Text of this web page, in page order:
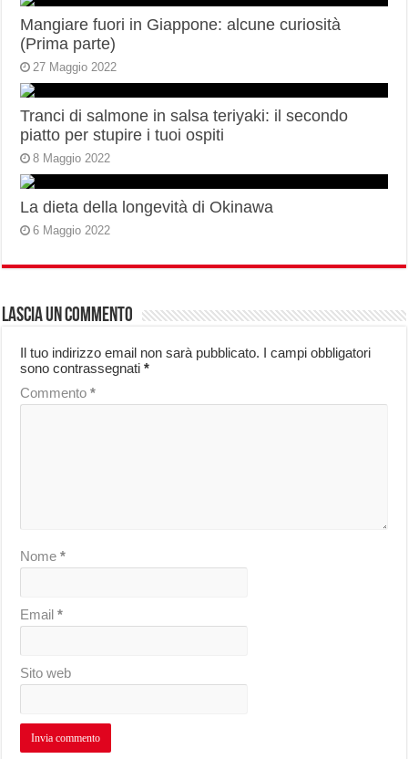
Mangiare fuori in Giappone: alcune curiosità
(Prima parte)
27 Maggio 2022
Tranci di salmone in salsa teriyaki: il secondo
piatto per stupire i tuoi ospiti
8 Maggio 2022
La dieta della longevità di Okinawa
6 Maggio 2022
Lascia un commento
Il tuo indirizzo email non sarà pubblicato. I campi obbligatori
sono contrassegnati*
Commento*
Nome*
Email*
Sito web